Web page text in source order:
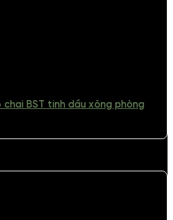
chai BST tinh dầu xông phòng